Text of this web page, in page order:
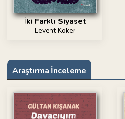
İki Farklı Siyaset
Levent Köker
Araştırma İnceleme